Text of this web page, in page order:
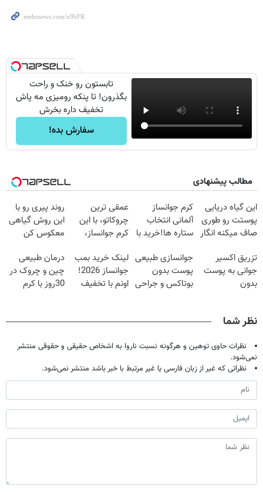
تابستون رو خنک و راحت
بگذرون! تا پنکه رومیزی مه پاش
تخفیف داره بخرش
سفارش بده!
مطالب پیشنهادی
این گیاه دریایی
پوستت رو طوری
صاف میکنه انگار
شدی🔥
کرم جوانساز
آلمانی انتخاب
ستاره ها!خرید با
عمقی ترین
چروکاتو، با این
کرم جوانساز،
تخفیف سفارش
فوری)
روند پیری رو با
این روش گیاهی
معکوس کن
تزریق اکسیر
جوانی به پوست
بدون
جوانسازی طبیعی
پوست بدون
بوتاکس و جراحی
لینک خرید بمب
جوانساز 2026!
اونم با تخفیف
درمان طبیعی
چین و چروک در
30روز با کرم
نظر شما
نظرات حاوی توهین و هرگونه نسبت ناروا به اشخاص حقیقی و حقوقی منتشر
نمی‌شود.
نظراتی که غیر از زبان فارسی یا غیر مرتبط با خبر باشد منتشر نمی‌شود.